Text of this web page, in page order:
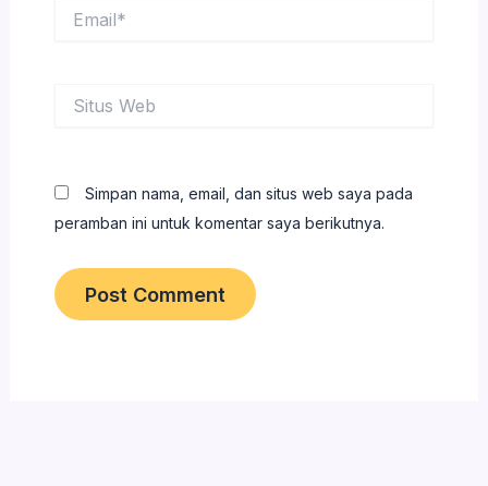
Web
Simpan nama, email, dan situs web saya pada
peramban ini untuk komentar saya berikutnya.